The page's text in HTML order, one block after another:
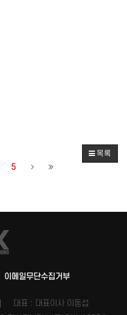
목록
5
이메일무단수집거부
대표 : 대표이사 이동섭